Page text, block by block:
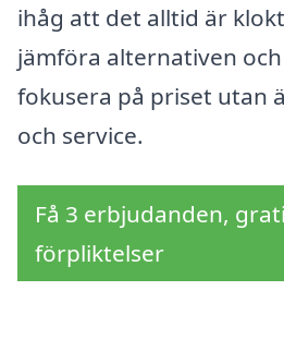
ihåg att det alltid är
jämföra alternativen
fokusera på priset utan
och service.
Få 3 erbjudanden,
förpliktelser